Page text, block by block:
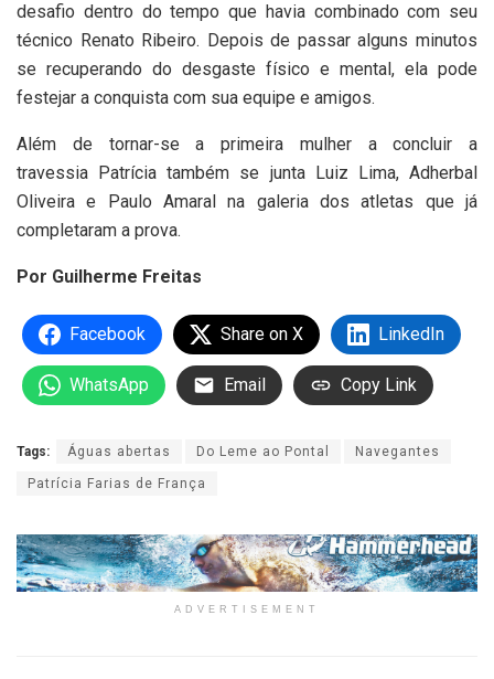
desafio dentro do tempo que havia combinado com seu
técnico Renato Ribeiro. Depois de passar alguns minutos
se recuperando do desgaste físico e mental, ela pode
festejar a conquista com sua equipe e amigos.
Além de tornar-se a primeira mulher a concluir a
travessia Patrícia também se junta Luiz Lima, Adherbal
Oliveira e Paulo Amaral na galeria dos atletas que já
completaram a prova.
Por Guilherme Freitas
Facebook Share on X LinkedIn
WhatsApp Email Copy Link
Tags: Águas abertas Do Leme ao Pontal Navegantes
Patrícia Farias de França
ADVERTISEMENT